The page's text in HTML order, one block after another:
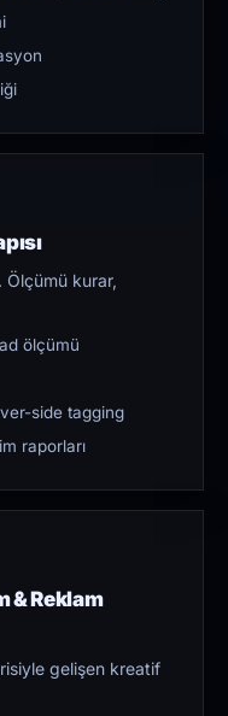
kurar,
ölçümü
side tagging
raporları
& Reklam
gelişen kreatif